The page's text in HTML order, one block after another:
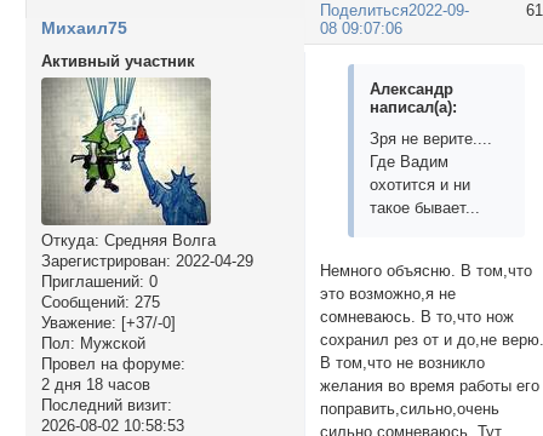
Поделиться2022-09-
08 09:07:06
Михаил75
Активный участник
Откуда: Средняя Волга
Зарегистрирован: 2022-04-29
Приглашений: 0
Сообщений: 275
Уважение: [+37/-0]
Пол: Мужской
Провел на форуме:
2 дня 18 часов
Последний визит:
2026-08-02 10:58:53
Александр
написал(а):
Зря не верите....
Где Вадим
охотится и ни
такое бывает...
Немного объясню. В том,что
это возможно,я не
сомневаюсь. В то,что нож
сохранил рез от и до,не
В том,что не возникло
желания во время работы его
поправить,сильно,очень
сильно сомневаюсь. Тут